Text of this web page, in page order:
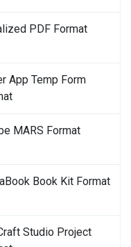
PDF Format
App Temp Form
MARS Format
Book Kit Format
Studio Project